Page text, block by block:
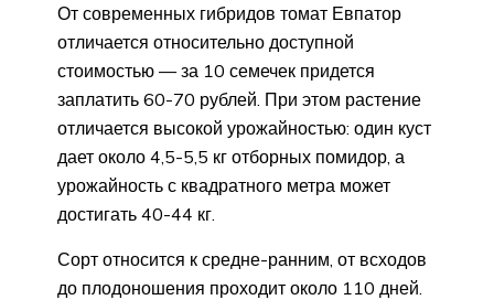
От современных гибридов томат Евпатор
отличается относительно доступной
стоимостью — за 10 семечек придется
заплатить 60-70 рублей. При этом растение
отличается высокой урожайностью: один куст
дает около 4,5-5,5 кг отборных помидор, а
урожайность с квадратного метра может
достигать 40-44 кг.
Сорт относится к средне-ранним, от всходов
до плодоношения проходит около 110 дней.